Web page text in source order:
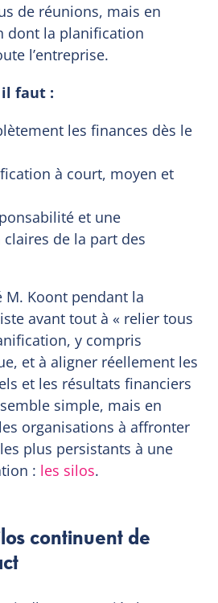
de réunions, mais en
dont la planification
l’entreprise.
il faut :
les finances dès le
à court, moyen et
et une
de la part des
M. Koont pendant la
avant tout à « relier tous
y compris
et à aligner réellement les
et les résultats financiers
simple, mais en
organisations à affronter
plus persistants à une
: les silos.
continuent de